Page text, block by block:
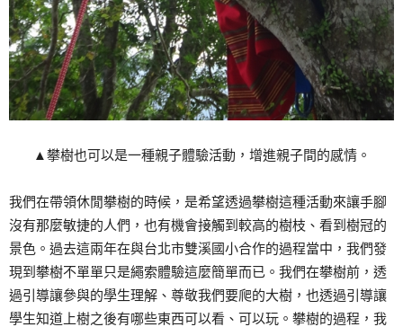
▲攀樹也可以是一種親子體驗活動，增進親子間的感情。
我們在帶領休閒攀樹的時候，是希望透過攀樹這種活動來讓手腳
沒有那麼敏捷的人們，也有機會接觸到較高的樹枝、看到樹冠的
景色。過去這兩年在與台北市雙溪國小合作的過程當中，我們發
現到攀樹不單單只是繩索體驗這麼簡單而已。我們在攀樹前，透
過引導讓參與的學生理解、尊敬我們要爬的大樹，也透過引導讓
學生知道上樹之後有哪些東西可以看、可以玩。攀樹的過程，我